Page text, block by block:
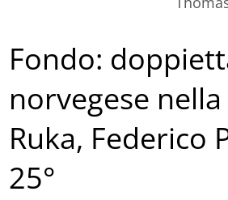
Fondo:
norvegese
Ruka, Federico
25°